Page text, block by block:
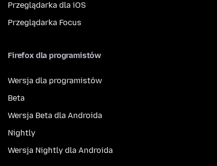
Przeglądarka dla iOS
Przeglądarka Focus
Firefox dla programistów
Wersja dla programistów
Beta
Wersja Beta dla Androida
Nightly
Wersja Nightly dla Androida